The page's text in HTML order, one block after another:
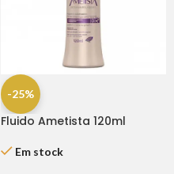
-25%
Fluido Ametista 120ml
Em stock